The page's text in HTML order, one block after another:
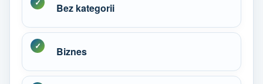
Bez kategorii
Biznes